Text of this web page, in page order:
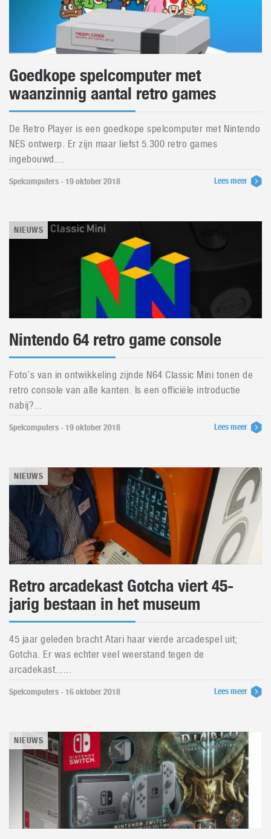
Goedkope spelcomputer met
waanzinnig aantal retro games
De Retro Player is een goedkope spelcomputer met Nintendo
NES ontwerp. Er zijn maar liefst 5.300 retro games
ingebouwd....
Spelcomputers - 19 oktober 2018 Lees meer
NIEUWS
Nintendo 64 retro game console
Foto’s van in ontwikkeling zijnde N64 Classic Mini tonen de
retro console van alle kanten. Is een officiële introductie
nabij?...
Spelcomputers - 19 oktober 2018 Lees meer
NIEUWS
Retro arcadekast Gotcha viert 45-
jarig bestaan in het museum
45 jaar geleden bracht Atari haar vierde arcadespel uit;
Gotcha. Er was echter veel weerstand tegen de
arcadekast......
Spelcomputers - 16 oktober 2018 Lees meer
NIEUWS